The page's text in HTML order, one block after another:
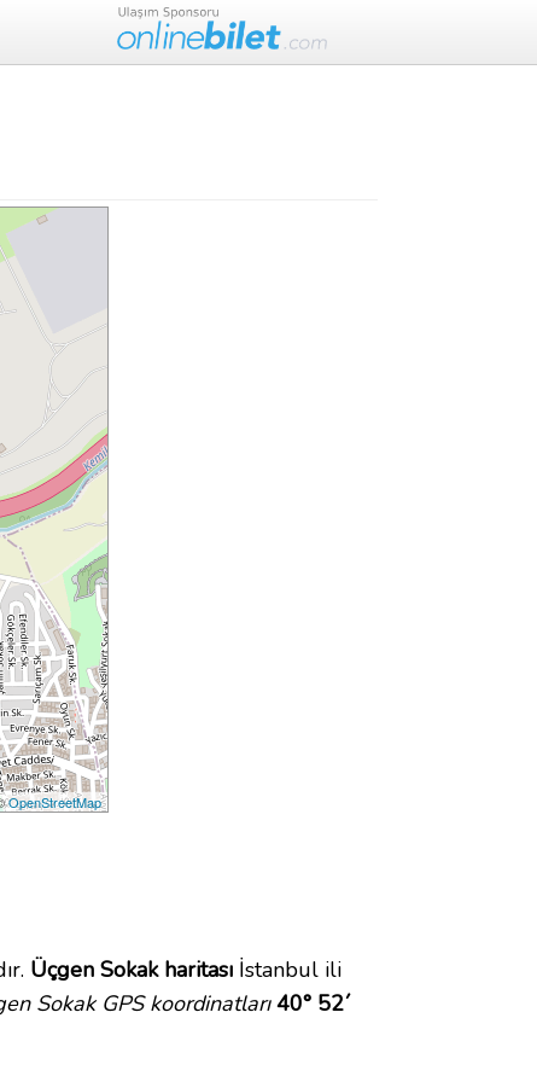
OpenStreetMap
Üçgen Sokak haritası İstanbul ili
Sokak GPS koordinatları 40° 52´